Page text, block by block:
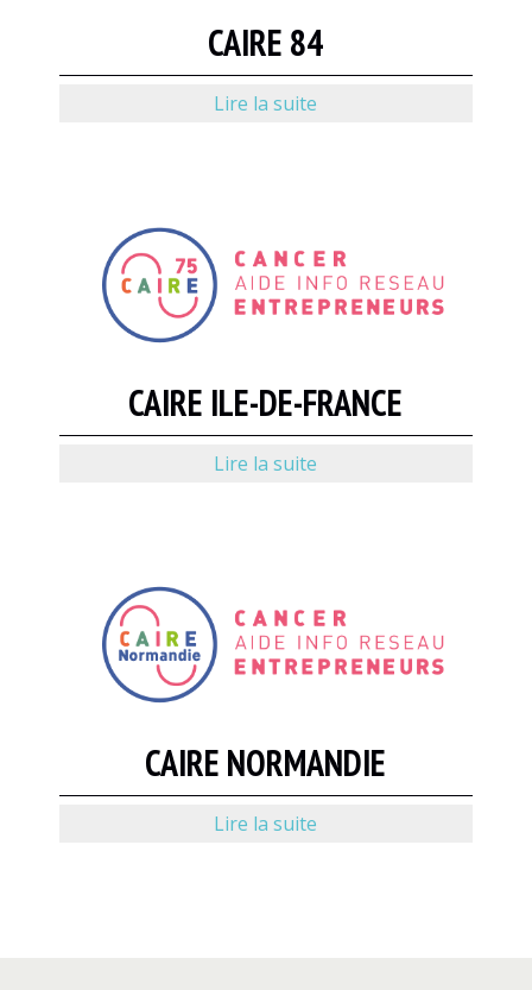
CAIRE 84
Lire la suite
CAIRE ILE-DE-FRANCE
Lire la suite
CAIRE NORMANDIE
Lire la suite